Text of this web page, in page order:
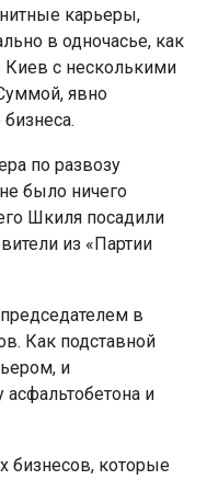
карьеры,
в одночасье, как
Киев с несколькими
явно
бизнеса.
по развозу
было ничего
Шкиля посадили
из «Партии
в
Как подставной
и
и
бизнесов, которые